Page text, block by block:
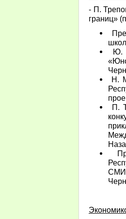
- П.
границ»
Ю.
Н.
П.